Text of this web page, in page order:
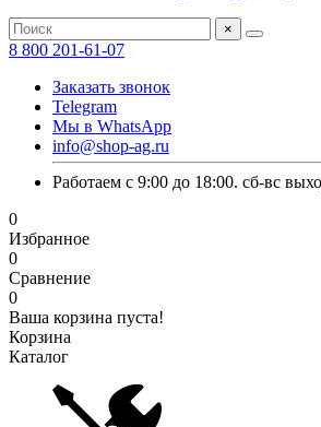
×
8 800 201-61-07
Заказать звонок
Telegram
Мы в WhatsApp
info@shop-ag.ru
Работаем с 9:00 до 18:00. сб-вс
0
Избранное
0
Сравнение
0
Ваша корзина пуста!
Корзина
Каталог